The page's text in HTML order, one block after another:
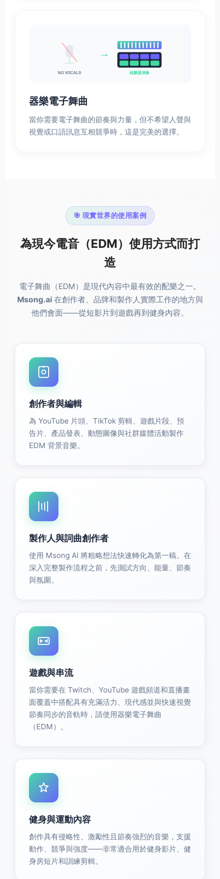
NO VOCALS
→
純樂器演奏
器樂電子舞曲
當你需要電子舞曲的節奏與力量，但不希望人聲與
視覺或口語訊息互相競爭時，這是完美的選擇。
🎯 現實世界的使用案例
為現今電音（EDM）使用方式而打
造
電子舞曲（EDM）是現代內容中最有效的配樂之一。
Msong.ai在創作者、品牌和製作人實際工作的地方與
他們會面——從短影片到遊戲再到健身內容。
創作者與編輯
為 YouTube 片頭、TikTok 剪輯、遊戲片段、預
告片、產品發表、動態圖像與社群媒體活動製作
EDM 背景音樂。
製作人與詞曲創作者
使用 Msong AI 將粗略想法快速轉化為第一稿。在
深入完整製作流程之前，先測試方向、能量、節奏
與氛圍。
遊戲與串流
當你需要在 Twitch、YouTube 遊戲頻道和直播畫
面覆蓋中搭配具有充滿活力、現代感並與快速視覺
節奏同步的音軌時，請使用器樂電子舞曲
（EDM）。
健身與運動內容
創作具有侵略性、激勵性且節奏強烈的音樂，支援
動作、競爭與強度——非常適合用於健身影片、健
身房短片和訓練剪輯。